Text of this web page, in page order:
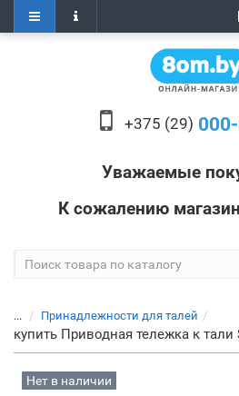
+375 (29)
Уважаемые
К сожалению
... Принадлежности для талей
купить Приводная тележка к тали
Нет в наличии